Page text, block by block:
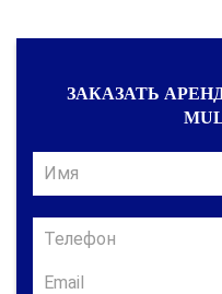
ЗАКАЗАТЬ